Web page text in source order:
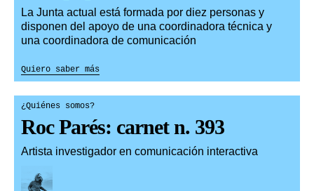
La Junta actual está formada por diez personas y
disponen del apoyo de una coordinadora técnica y
una coordinadora de comunicación
Quiero saber más
¿Quiénes somos?
Roc Parés: carnet n. 393
Artista investigador en comunicación interactiva